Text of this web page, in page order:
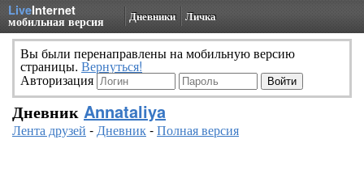
LiveInternet
мобильная версия Дневники Личка
Вы были перенаправлены на мобильную версию
страницы. Вернуться!
Авторизация
Дневник Annataliya
Лента друзей -Дневник-Полная версия